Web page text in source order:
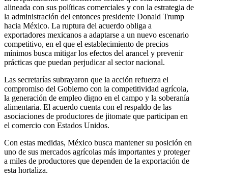
alineada con sus políticas comerciales y con la estrategia de
la administración del entonces presidente Donald Trump
hacia México. La ruptura del acuerdo obliga a
exportadores mexicanos a adaptarse a un nuevo escenario
competitivo, en el que el establecimiento de precios
mínimos busca mitigar los efectos del arancel y prevenir
prácticas que puedan perjudicar al sector nacional.
Las secretarías subrayaron que la acción refuerza el
compromiso del Gobierno con la competitividad agrícola,
la generación de empleo digno en el campo y la soberanía
alimentaria. El acuerdo cuenta con el respaldo de las
asociaciones de productores de jitomate que participan en
el comercio con Estados Unidos.
Con estas medidas, México busca mantener su posición en
uno de sus mercados agrícolas más importantes y proteger
a miles de productores que dependen de la exportación de
esta hortaliza.